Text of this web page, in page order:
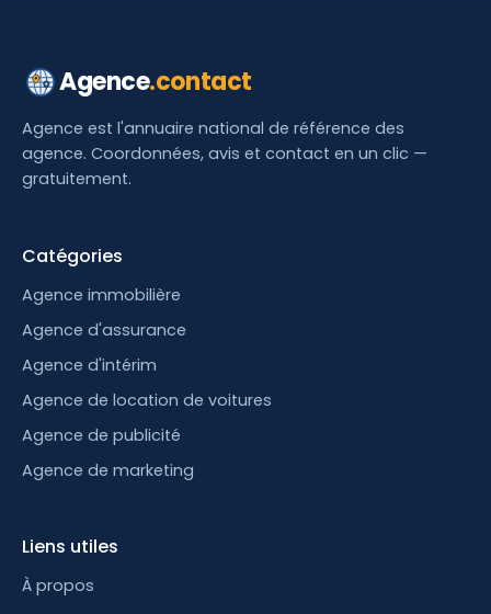
Agence.contact
Agence est l'annuaire national de référence des
agence. Coordonnées, avis et contact en un clic —
gratuitement.
Catégories
Agence immobilière
Agence d'assurance
Agence d'intérim
Agence de location de voitures
Agence de publicité
Agence de marketing
Liens utiles
À propos